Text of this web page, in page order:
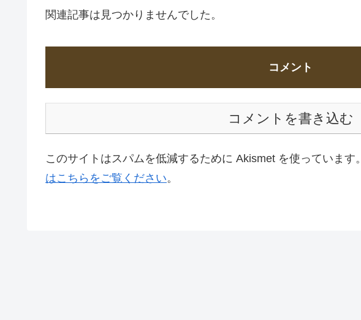
関連記事は見つかりませんでした。
コメント
コメントを書き込む
このサイトはスパムを低減するために Akismet を使っています。
はこちらをご覧ください。